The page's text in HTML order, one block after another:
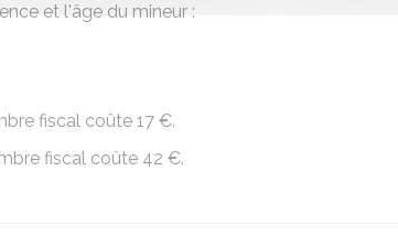
et l'âge du mineur :
fiscal coûte 17 €.
fiscal coûte 42 €.